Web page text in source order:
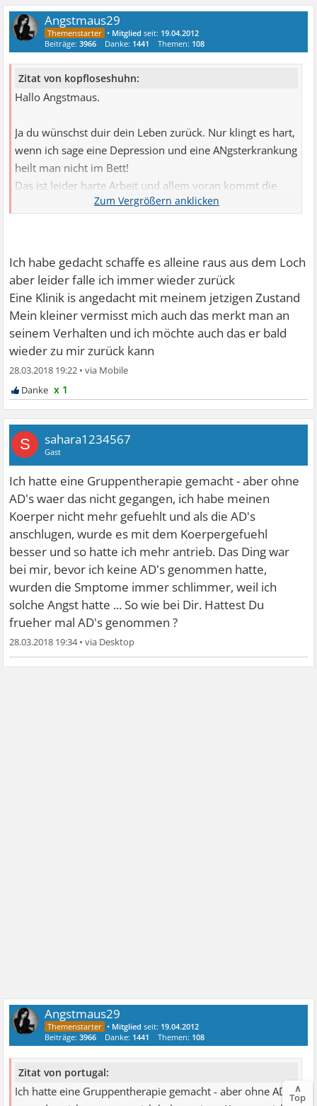
Angstmaus29
• Mitglied seit: 19.04.2012
Beiträge:3966 Danke: 1441 Themen: 108
Zitat von kopfloseshuhn:
Hallo Angstmaus.
Ja du wünschst duir dein Leben zurück. Nur klingt es hart,
wenn ich sage eine Depression und eine ANgsterkrankung
heilt man nicht im Bett!
Das ist leider harte Arbeit und allem voran kommt die
Einsicht, dass man psychisch krank ist und eben nicht
Ich denke auch, dass du ohne Medikamente und Therapie
aus dem Loch nicht raus kommst.
Vielleicht ist es ja auch für dich eine Möglichkeit in eine
Klinik zu gehenund dort mit den Medikamenten
anzufangen?
Dort wärst du dann nicht allein mit deiner ANgst vor
diesen Medikamenten.
Nur halt jammern und sich den alten Zustand wieder
zurück zu wünschen aber eben nichts, gar nichts dafür
tun wird schlicht und einfach nciht helfen.
TU WAS! Für dichund für deinen Sohn der sicher auch
seine Mama vermisst.
Liebe Grüße
Ich habe gedacht schaffe es alleine raus aus dem Loch
aber leider falle ich immer wieder zurück
Eine Klinik is angedacht mit meinem jetzigen Zustand
Mein kleiner vermisst mich auch das merkt man an
seinem Verhalten und ich möchte auch das er bald
wieder zu mir zurück kann
28.03.2018 19:22 •
x 1
S sahara1234567
Gast
Ich hatte eine Gruppentherapie gemacht - aber ohne
AD's waer das nicht gegangen, ich habe meinen
Koerper nicht mehr gefuehlt und als die AD's
anschlugen, wurde es mit dem Koerpergefuehl
besser und so hatte ich mehr antrieb. Das Ding war
bei mir, bevor ich keine AD's genommen hatte,
wurden die Smptome immer schlimmer, weil ich
solche Angst hatte ... So wie bei Dir. Hattest Du
frueher mal AD's genommen ?
28.03.2018 19:34•
Angstmaus29
• Mitglied seit: 19.04.2012
Beiträge:3966 Danke: 1441 Themen: 108
Zitat von portugal:
Ich hatte eine Gruppentherapie gemacht - aber ohne AD's∧
Top